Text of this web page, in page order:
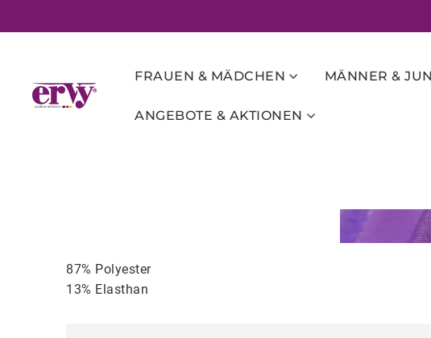
FRAUEN & MÄDCHEN MÄNNER &
ANGEBOTE & AKTIONEN
87% Polyester
13% Elasthan